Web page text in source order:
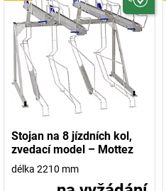
Stojan na 8 jízdních kol,
zvedací model – Mottez
délka 2210 mm